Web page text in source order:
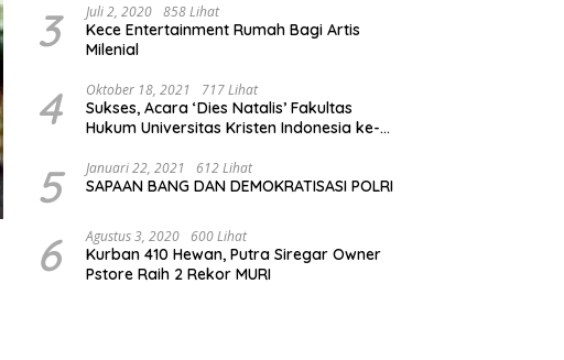
3 Juli 2, 2020 858 Lihat
Kece Entertainment Rumah Bagi Artis
Milenial
4 Oktober 18, 2021 717 Lihat
Sukses, Acara ‘Dies Natalis’ Fakultas
Hukum Universitas Kristen Indonesia ke-
5 Januari 22, 2021 612 Lihat
SAPAAN BANG DAN DEMOKRATISASI POLRI
6 Agustus 3, 2020 600 Lihat
Kurban 410 Hewan, Putra Siregar Owner
Pstore Raih 2 Rekor MURI